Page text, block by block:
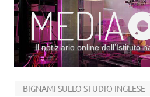
Il notiziario online dell’Istituto
BIGNAMI SULLO STUDIO INGLESE